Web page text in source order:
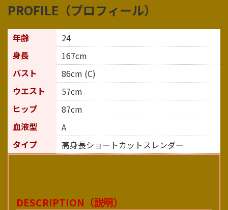
PROFILE（プロフィール）
年齢
24
身長
167cm
バスト
86cm (C)
ウエスト
57cm
ヒップ
87cm
血液型
A
タイプ
高身長ショートカットスレンダー
DESCRIPTION（説明）